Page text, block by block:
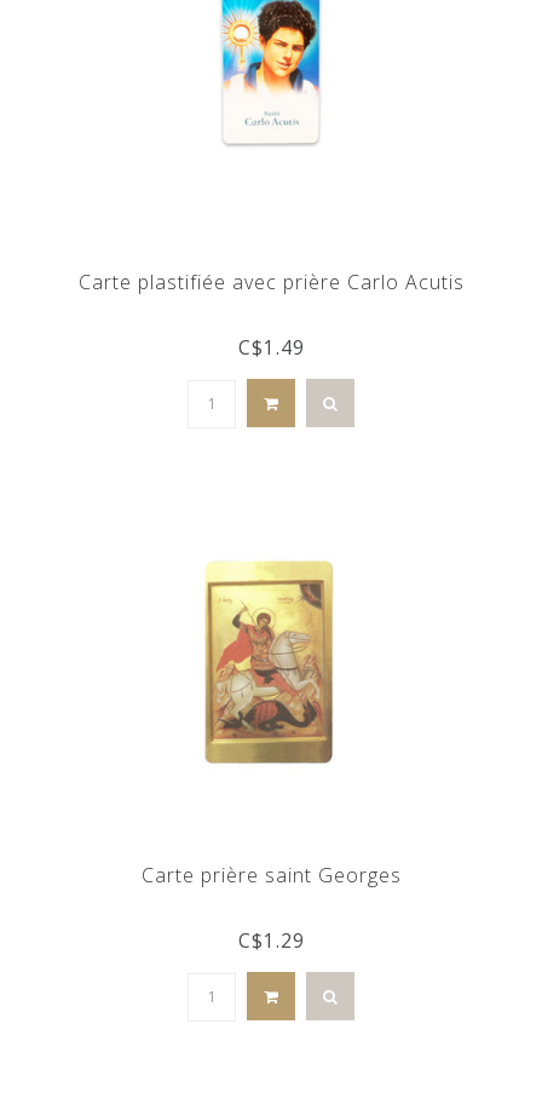
Carte plastifiée avec prière Carlo Acutis
C$1.49
Carte prière saint Georges
C$1.29